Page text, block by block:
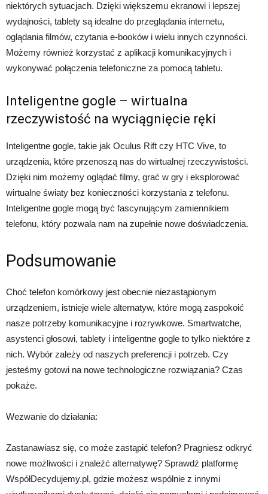
niektórych sytuacjach. Dzięki większemu ekranowi i lepszej
wydajności, tablety są idealne do przeglądania internetu,
oglądania filmów, czytania e-booków i wielu innych czynności.
Możemy również korzystać z aplikacji komunikacyjnych i
wykonywać połączenia telefoniczne za pomocą tabletu.
Inteligentne gogle – wirtualna
rzeczywistość na wyciągnięcie ręki
Inteligentne gogle, takie jak Oculus Rift czy HTC Vive, to
urządzenia, które przenoszą nas do wirtualnej rzeczywistości.
Dzięki nim możemy oglądać filmy, grać w gry i eksplorować
wirtualne światy bez konieczności korzystania z telefonu.
Inteligentne gogle mogą być fascynującym zamiennikiem
telefonu, który pozwala nam na zupełnie nowe doświadczenia.
Podsumowanie
Choć telefon komórkowy jest obecnie niezastąpionym
urządzeniem, istnieje wiele alternatyw, które mogą zaspokoić
nasze potrzeby komunikacyjne i rozrywkowe. Smartwatche,
asystenci głosowi, tablety i inteligentne gogle to tylko niektóre z
nich. Wybór zależy od naszych preferencji i potrzeb. Czy
jesteśmy gotowi na nowe technologiczne rozwiązania? Czas
pokaże.
Wezwanie do działania:
Zastanawiasz się, co może zastąpić telefon? Pragniesz odkryć
nowe możliwości i znaleźć alternatywę? Sprawdź platformę
WspółDecydujemy.pl, gdzie możesz wspólnie z innymi